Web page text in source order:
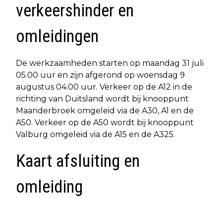
verkeershinder en
omleidingen
De werkzaamheden starten op maandag 31 juli
05.00 uur en zijn afgerond op woensdag 9
augustus 04.00 uur. Verkeer op de A12 in de
richting van Duitsland wordt bij knooppunt
Maanderbroek omgeleid via de A30, A1 en de
A50. Verkeer op de A50 wordt bij knooppunt
Valburg omgeleid via de A15 en de A325.
Kaart afsluiting en
omleiding